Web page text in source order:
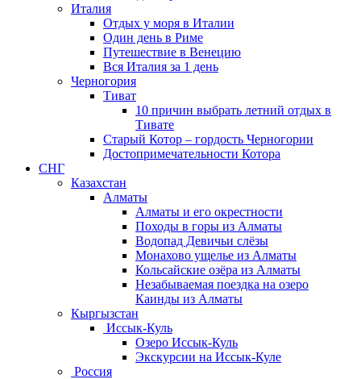
Италия
Отдых у моря в Италии
Один день в Риме
Путешествие в Венецию
Вся Италия за 1 день
Черногория
Тиват
10 причин выбрать летний отдых в
Тивате
Старый Котор – гордость Черногории
Достопримечательности Котора
СНГ
Казахстан
Алматы
Алматы и его окрестности
Походы в горы из Алматы
Водопад Девичьи слёзы
Монахово ущелье из Алматы
Кольсайские озёра из Алматы
Незабываемая поездка на озеро
Каинды из Алматы
Кыргызстан
Иссык-Куль
Озеро Иссык-Куль
Экскурсии на Иссык-Куле
Россия